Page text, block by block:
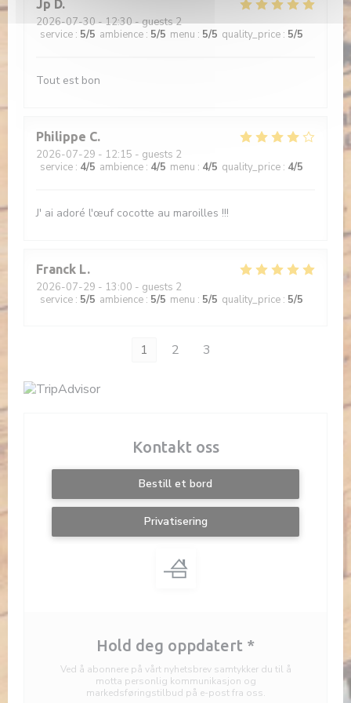
Jp D
2026-07-30- 12:30 - guests 2
service : 5/5 ambience : 5/5 menu : 5/5 quality_price : 5/5
Tout est bon
Philippe C
2026-07-29 - 12:15 - guests 2
service : 4/5 ambience : 4/5 menu : 4/5 quality_price : 4/5
J' ai adoré l'œuf cocotte au maroilles !!!
Franck L
2026-07-29 - 13:00 - guests 2
service : 5/5 ambience : 5/5 menu : 5/5 quality_price : 5/5
1 2 3
Kontakt oss
Bestill et bord
Privatisering
Hold deg oppdatert *
Ved å abonnere på vårt nyhetsbrev samtykker du til å
motta personlig kommunikasjon og
markedsføringstilbud på e-post fra oss.